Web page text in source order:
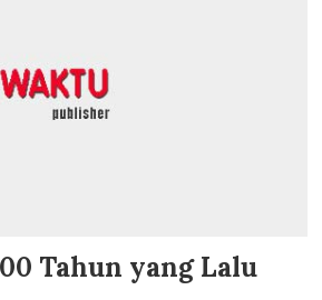
Tahun yang Lalu